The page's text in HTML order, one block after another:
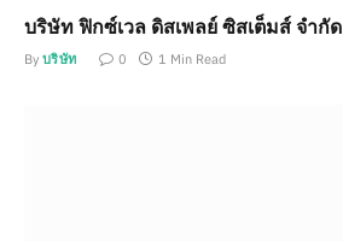
บริษัท ฟิกซ์เวล ดิสเพลย์ ซิสเต็มส์ จำกัด
By บริษัท 0 1 Min Read